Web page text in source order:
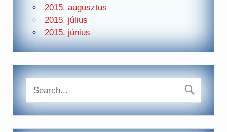
2015. augusztus
2015. július
2015. június